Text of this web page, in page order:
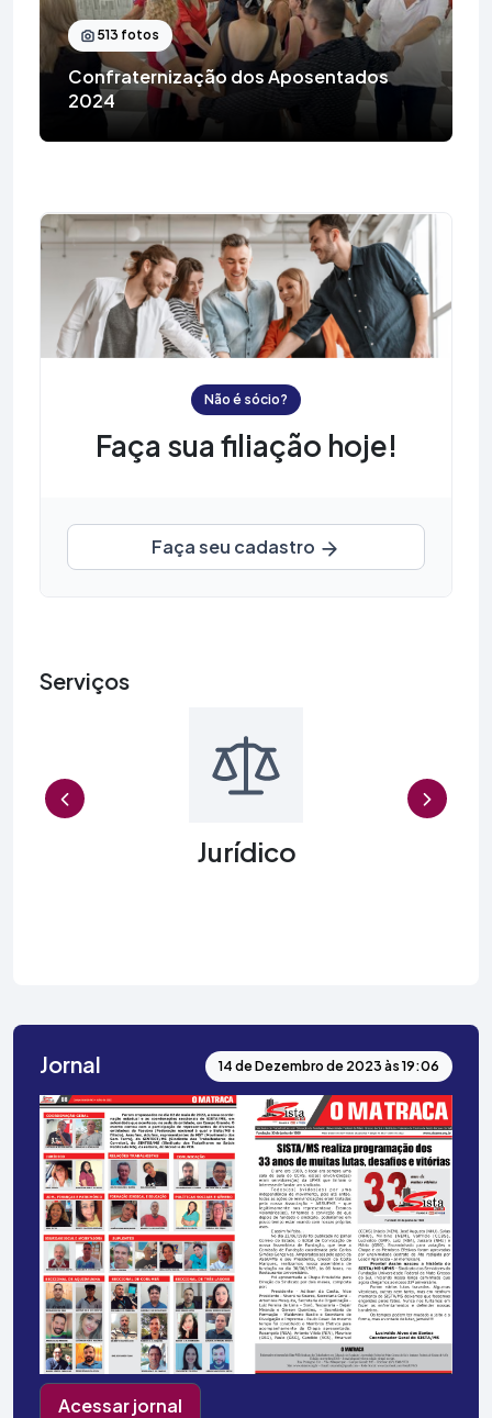
513 fotos
Confraternização dos Aposentados
2024
Não é sócio?
Faça sua filiação hoje!
Faça seu cadastro
Serviços
Previous
Jurídico
Jornal 14 de Dezembro de 2023 às 19:06
Acessar jornal